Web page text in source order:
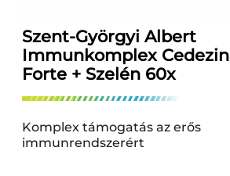
Szent-Györgyi Albert
Immunkomplex Cedezin
Forte + Szelén 60x
Komplex támogatás az erős
immunrendszerért